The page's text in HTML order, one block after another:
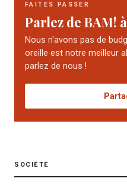
FAITES PASSER
Parlez de BAM!
Nous n'avons pas de
oreille est notre meilleur
parlez de nous !
SOCIÉTÉ